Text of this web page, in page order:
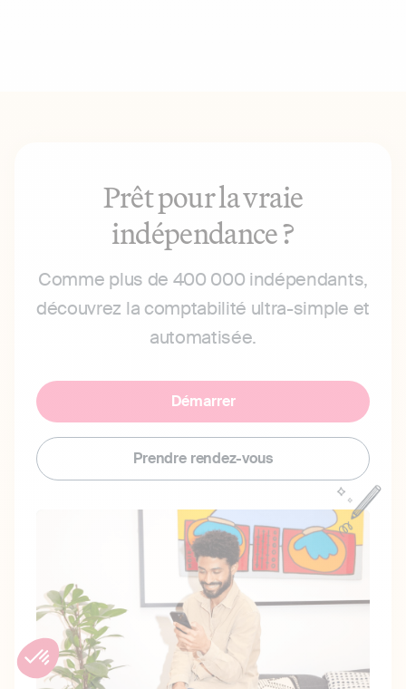
Prêt pour la vraie
indépendance ?
Comme plus de 400 000 indépendants,
découvrez la comptabilité ultra-simple et
automatisée.
Démarrer
Prendre rendez-vous